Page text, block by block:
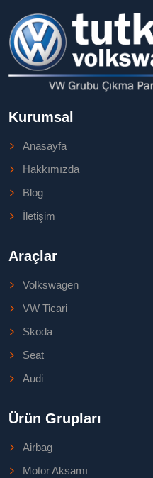
Kurumsal
Anasayfa
Hakkımızda
Blog
İletişim
Araçlar
Volkswagen
VW Ticari
Skoda
Seat
Audi
Ürün Grupları
Airbag
Motor Aksamı